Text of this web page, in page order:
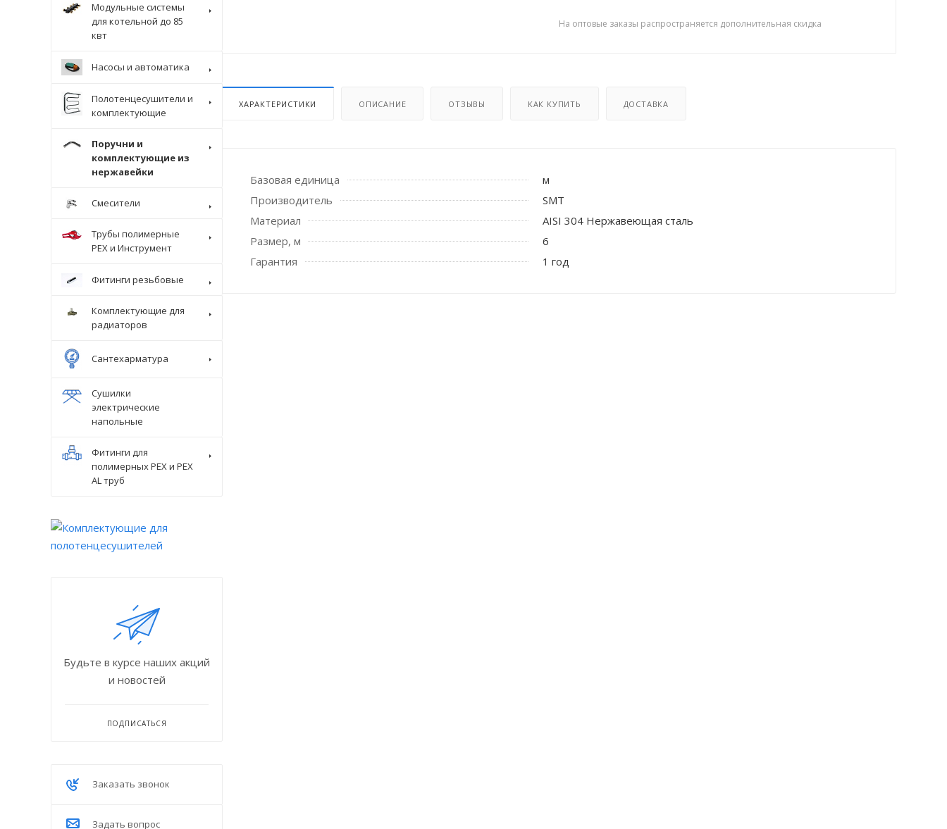
На оптовые заказы распространяется дополнительная скидка
ХАРАКТЕРИСТИКИ ОПИСАНИЕ ОТЗЫВЫ КАК КУПИТЬ ДОСТАВКА
Базовая единица
м
Производитель
SMT
Материал
AISI 304 Нержавеющая сталь
Размер, м
6
Гарантия
1 год
Модульные системы
для котельной до 85
квт
Насосы и автоматика
Полотенцесушители и
комплектующие
Поручни и
комплектующие из
нержавейки
Крепеж стоек для поручня
Смесители
Трубы полимерные
PEX и Инструмент
Фитинги резьбовые
Комплектующие для
радиаторов
Сантехарматура
Сушилки
электрические
напольные
Фитинги для
полимерных PEX и PEX
AL труб
Будьте в курсе наших акций
и новостей
ПОДПИСАТЬСЯ
Заказать звонок
Задать вопрос